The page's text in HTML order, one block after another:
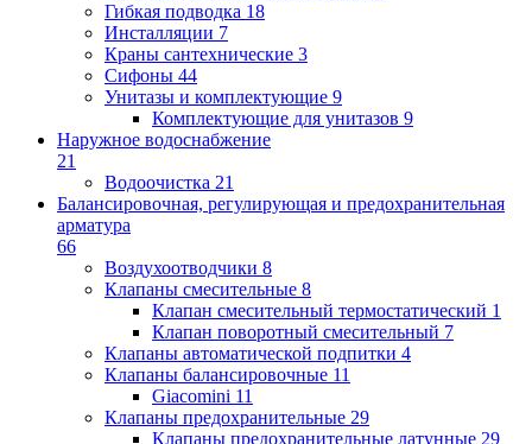
Гибкая подводка 18
Инсталляции 7
Краны сантехнические 3
Сифоны 44
Унитазы и комплектующие 9
Комплектующие для унитазов 9
Наружное водоснабжение
21
Водоочистка 21
Балансировочная, регулирующая и предохранительная
арматура
66
Воздухоотводчики 8
Клапаны cмесительные 8
Клапан cмесительный термостатический 1
Клапан поворотный cмесительный 7
Клапаны автоматической подпитки 4
Клапаны балансировочные 11
Giacomini 11
Клапаны предохранительные 29
Клапаны предохранительные латунные 29